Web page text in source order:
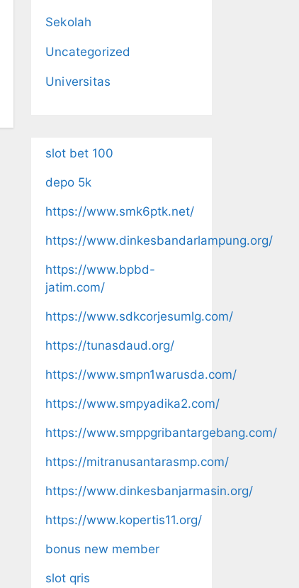
Sekolah
Uncategorized
Universitas
slot bet 100
depo 5k
https://www.smk6ptk.net/
https://www.dinkesbandarlampung.org/
https://www.bpbd-
jatim.com/
https://www.sdkcorjesumlg.com/
https://tunasdaud.org/
https://www.smpn1warusda.com/
https://www.smpyadika2.com/
https://www.smppgribantargebang.com/
https://mitranusantarasmp.com/
https://www.dinkesbanjarmasin.org/
https://www.kopertis11.org/
bonus new member
slot qris